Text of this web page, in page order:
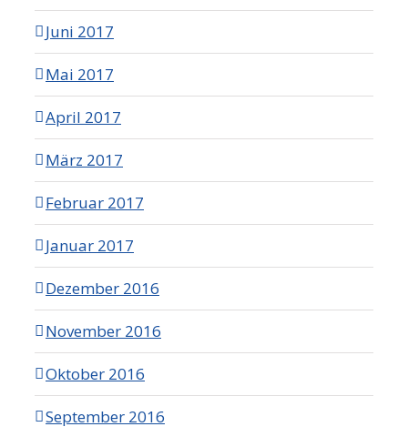
Juni 2017
Mai 2017
April 2017
März 2017
Februar 2017
Januar 2017
Dezember 2016
November 2016
Oktober 2016
September 2016